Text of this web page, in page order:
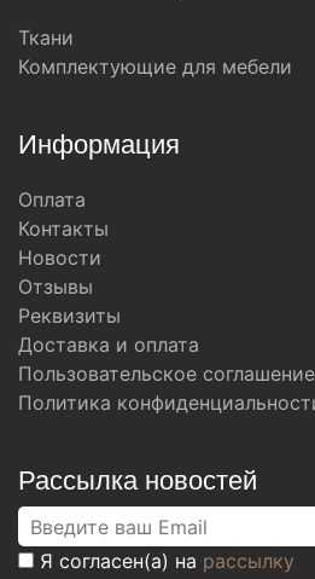
Ткани
Комплектующие для мебели
Информация
Оплата
Контакты
Новости
Отзывы
Реквизиты
Доставка и оплата
Пользовательское соглашение
Политика
Рассылка новостей
Я согласен(а) на рассылку